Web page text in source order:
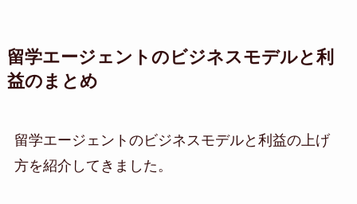
留学エージェントのビジネスモデルと利
益のまとめ
留学エージェントのビジネスモデルと利益の上げ
方を紹介してきました。